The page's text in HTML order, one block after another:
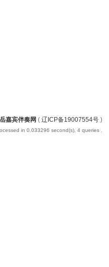
嘉宾伴奏网 ( 辽ICP备19007554号)
in 0.033296 second(s), 4 queries .